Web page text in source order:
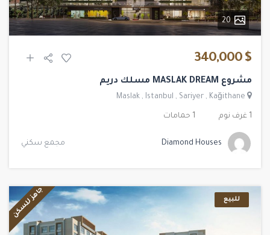
20
$ 340,000
مشروع MASLAK DREAM مسلك دريم
Maslak , Istanbul , Sariyer , Kağithane
1 غرف نوم 1 حمامات
Diamond Houses مجمع سكني
للبيع جاهز للسكن